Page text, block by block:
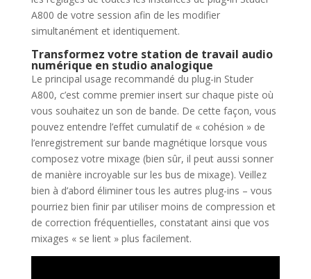
A800 de votre session afin de les modifier
simultanément et identiquement.
Transformez votre station de travail audio
numérique en studio analogique
Le principal usage recommandé du plug-in Studer
A800, c’est comme premier insert sur chaque piste où
vous souhaitez un son de bande. De cette façon, vous
pouvez entendre l’effet cumulatif de « cohésion » de
l’enregistrement sur bande magnétique lorsque vous
composez votre mixage (bien sûr, il peut aussi sonner
de manière incroyable sur les bus de mixage). Veillez
bien à d’abord éliminer tous les autres plug-ins – vous
pourriez bien finir par utiliser moins de compression et
de correction fréquentielles, constatant ainsi que vos
mixages « se lient » plus facilement.